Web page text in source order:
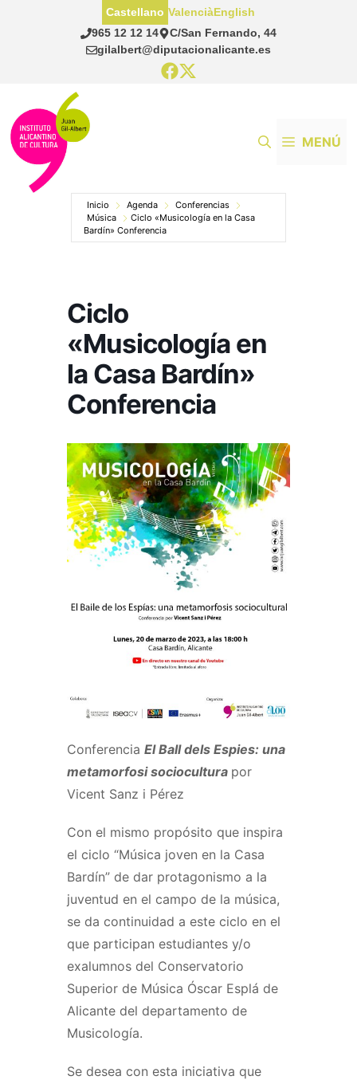
965 12 12 14
C/San Fernando, 44
gilalbert@diputacionalicante.es
Castellano ValenciàEnglish
MENÚ
Inicio Agenda
Conferencias
Música
Ciclo «Musicología en la Casa
Bardín» Conferencia
Ciclo
«Musicología en
la Casa Bardín»
Conferencia
Conferencia El Ball dels Espies: una
metamorfosi sociocultura por
Vicent Sanz i Pérez
Con el mismo propósito que inspira
el ciclo “Música joven en la Casa
Bardín” de dar protagonismo a la
juventud en el campo de la música,
se da continuidad a este ciclo en el
que participan estudiantes y/o
exalumnos del Conservatorio
Superior de Música Óscar Esplá de
Alicante del departamento de
Musicología.
Se desea con esta iniciativa que